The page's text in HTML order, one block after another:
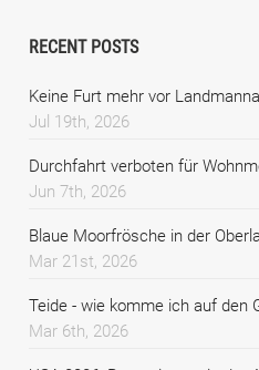
RECENT POSTS
Keine Furt mehr vor
Jul 19th, 2026
Durchfahrt verboten für
Jun 7th, 2026
Blaue Moorfrösche in der
Mar 21st, 2026
Teide - wie komme ich auf den
Mar 6th, 2026